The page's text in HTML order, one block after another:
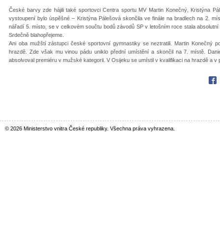
České barvy zde hájili také sportovci Centra sportu MV Martin Konečný, Kristýna
vystoupení bylo úspěšné – Kristýna Pálešová skončila ve finále na bradlech na 2.
nářadí 5. místo, se v celkovém součtu bodů závodů SP v letošním roce stala
Srdečně blahopřejeme.
Ani oba mužští zástupci české sportovní gymnastiky se neztratili. Martin Konečný
hrazdě. Zde však mu vinou pádu uniklo přední umístění a skončil na 7. místě.
absolvoval premiéru v mužské kategorii. V Osijeku se umístil v kvalifikaci na hrazdě a
© 2026 Ministerstvo vnitra České republiky. Všechna práva vyhrazena.